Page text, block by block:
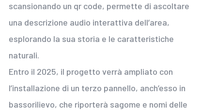
scansionando un qr code, permette di ascoltare
una descrizione audio interattiva dell’area,
esplorando la sua storia e le caratteristiche
naturali.
Entro il 2025, il progetto verrà ampliato con
l’installazione di un terzo pannello, anch’esso in
bassorilievo, che riporterà sagome e nomi delle